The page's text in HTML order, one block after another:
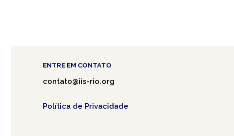
ENTRE EM CONTATO
contato@iis-rio.org
Política de Privacidade